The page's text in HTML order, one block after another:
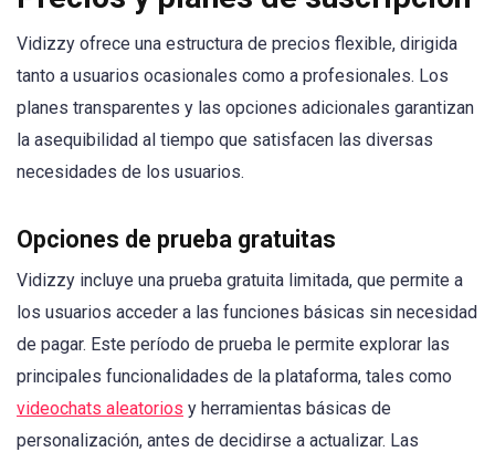
Vidizzy ofrece una estructura de precios flexible, dirigida
tanto a usuarios ocasionales como a profesionales. Los
planes transparentes y las opciones adicionales garantizan
la asequibilidad al tiempo que satisfacen las diversas
necesidades de los usuarios.
Opciones de prueba gratuitas
Vidizzy incluye una prueba gratuita limitada, que permite a
los usuarios acceder a las funciones básicas sin necesidad
de pagar. Este período de prueba le permite explorar las
principales funcionalidades de la plataforma, tales como
videochats aleatorios y herramientas básicas de
personalización, antes de decidirse a actualizar. Las